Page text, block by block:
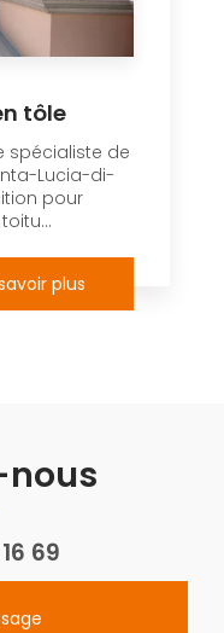
tôle
spécialiste de
Lucia-di-
pour
plus
69